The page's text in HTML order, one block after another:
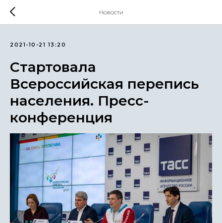
Новости
2021-10-21 13:20
Стартовала
Всероссийская перепись
населения. Пресс-
конференция